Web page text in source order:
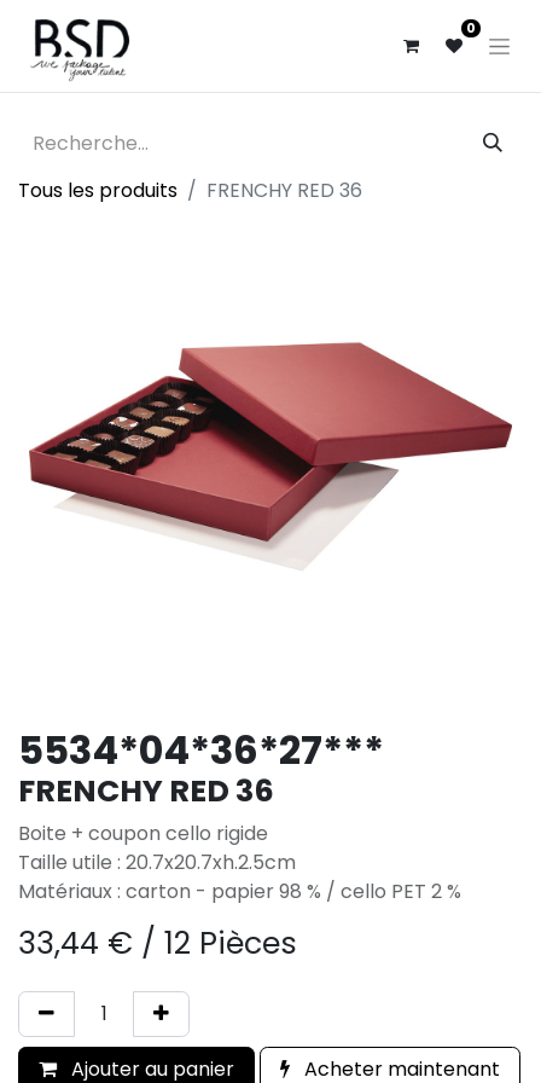
0
Tous les produits FRENCHY RED 36
5534*04*36*27***
FRENCHY RED 36
Boite + coupon cello rigide
Taille utile : 20.7x20.7xh.2.5cm
Matériaux : carton - papier 98 % / cello PET 2 %
33,44 € / 12 Pièces
Ajouter au panier Acheter maintenant